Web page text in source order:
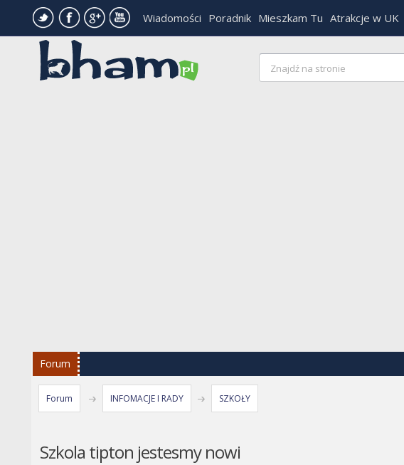
Wiadomości Poradnik Mieszkam Tu Atrakcje w UK
Forum
Forum INFOMACJE I RADY SZKOŁY
Szkola tipton jestesmy nowi